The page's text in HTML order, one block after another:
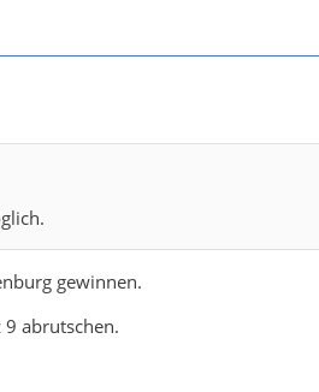
gewinnen.
abrutschen.